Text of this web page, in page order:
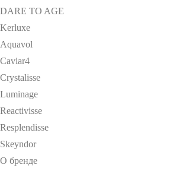
DARE TO AGE
Kerluxe
Aquavol
Caviar4
Crystalisse
Luminage
Reactivisse
Resplendisse
Skeyndor
О бренде